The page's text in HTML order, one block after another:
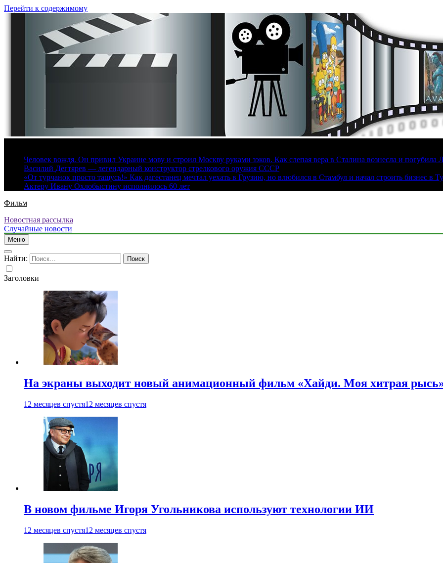
Перейти к содержимому
Человек вождя. Он привил Украине мову и строил Москву руками зэков. Как слепая вера в Сталина вознесла и погубила
Василий Дегтярев — легендарный конструктор стрелкового оружия СССР
«От турчанок просто тащусь!» Как дагестанец мечтал уехать в Грузию, но влюбился в Стамбул и начал строить бизнес в
Актеру Ивану Охлобыстину исполнилось 60 лет
Фильм
Новостная рассылка
Случайные новости
Меню
Найти:
Заголовки
На экраны выходит новый анимационный фильм «Хайди. Моя хитрая
12 месяцев спустя12 месяцев спустя
В новом фильме Игоря Угольникова используют технологии ИИ
12 месяцев спустя12 месяцев спустя